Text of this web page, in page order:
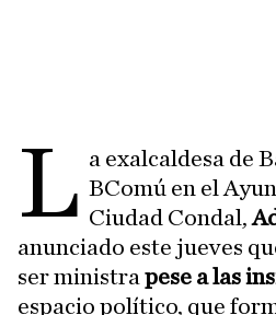
L a exalcaldesa de
BComú en el
Ciudad Condal,
anunciado este jueves
ser ministra pese a las
espacio político, que